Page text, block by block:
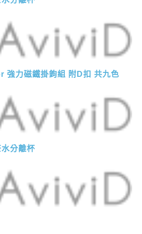
強力磁鐵掛鉤組 附D扣 共九色
分離杯